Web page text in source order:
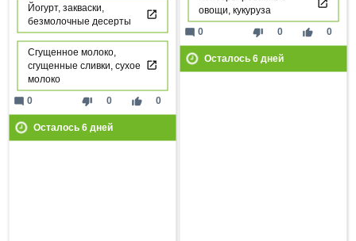
овощи, кукуруза
thumb_down 0 thumb_up 0
mode_comment 0
Осталось 6дней
Йогурт, закваски,
безмолочные десерты
Сгущенное молоко,
сгущенные сливки, сухое
молоко
thumb_down 0 thumb_up 0
mode_comment 0
Осталось 6дней